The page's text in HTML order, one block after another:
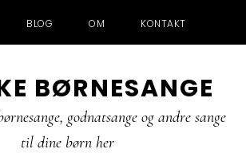
BLOG OM KONTAKT
BØRNESANGE
godnatsange og andre sange
til dine børn her